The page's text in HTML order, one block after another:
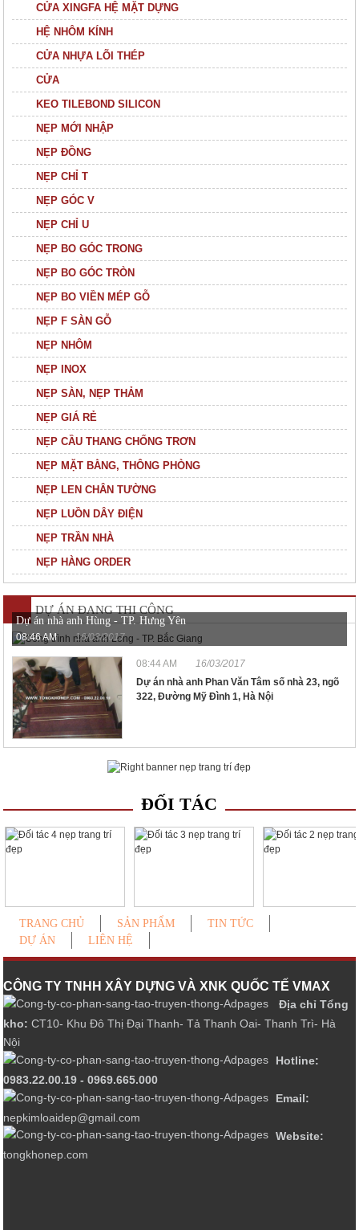
CỬA XINGFA HỆ MẶT DỰNG
HỆ NHÔM KÍNH
CỬA NHỰA LÕI THÉP
CỬA
KEO TILEBOND SILICON
NẸP MỚI NHẬP
NẸP ĐỒNG
NẸP CHỈ T
NẸP GÓC V
NẸP CHỈ U
NẸP BO GÓC TRONG
NẸP BO GÓC TRÒN
NẸP BO VIỀN MÉP GỖ
NẸP F SÀN GỖ
NẸP NHÔM
NẸP INOX
NẸP SÀN, NẸP THẢM
NẸP GIÁ RẺ
NẸP CẦU THANG CHỐNG TRƠN
NẸP MẶT BẰNG, THÔNG PHÒNG
NẸP LEN CHÂN TƯỜNG
NẸP LUỒN DÂY ĐIỆN
NẸP TRẦN NHÀ
NẸP HÀNG ORDER
DỰ ÁN ĐANG THI CÔNG
Dự án nhà anh Hùng - TP. Hưng Yên
08:46 AM 16/03/2017
08:44 AM
16/03/2017
Dự án nhà anh Phan Văn Tâm số nhà 23, ngõ
322, Đường Mỹ Đình 1, Hà Nội
ĐỐI TÁC
TRANG CHỦ SẢN PHẨM
TIN TỨC
DỰ ÁN
LIÊN HỆ
CÔNG TY TNHH XÂY DỰNG VÀ XNK QUỐC TẾ VMAX
Địa chỉ Tổng
kho: CT10- Khu Đô Thị Đại Thanh- Tả Thanh Oai- Thanh Trì- Hà
Nội
Hotline:
0983.22.00.19 - 0969.665.000
Email:
nepkimloaidep@gmail.com
Website:
tongkhonep.com